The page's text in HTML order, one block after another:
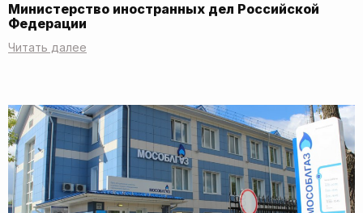
Министерство иностранных дел Российской
Федерации
Читать далее